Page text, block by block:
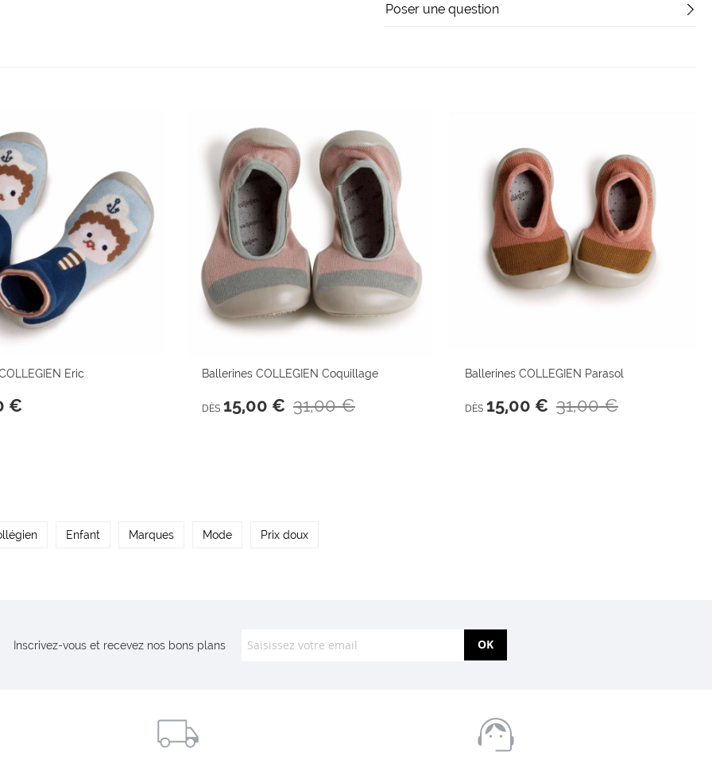
Poser une question
Eric
€
Ballerines COLLEGIEN Coquillage
DÈS 15,00 € 31,00 €
Ballerines COLLEGIEN Parasol
DÈS 15,00 € 31,00 €
Enfant Marques Mode Prix doux
Inscrivez-vous et recevez nos bons plans OK